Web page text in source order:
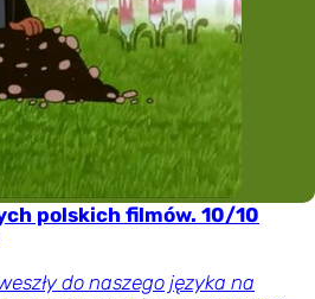
polskich filmów. 10/10
do naszego języka na